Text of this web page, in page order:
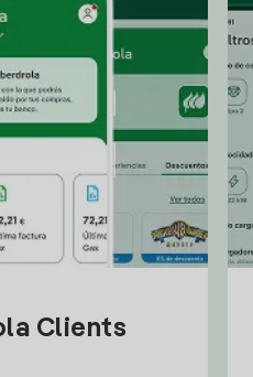
Clients